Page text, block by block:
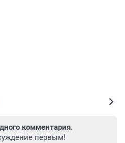
комментария.
первым!